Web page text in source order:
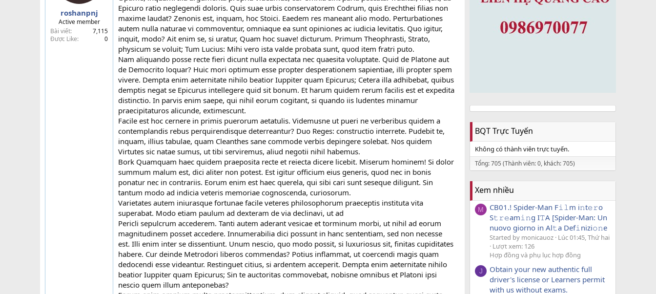
roshanpnj
Active member
Bài viết
7,115
Được Like
0
Epicuro ratio neglegendi doloris. Quis suae urbis conservatorem Codrum, quis Erechthei filias non
maxime laudat? Zenonis est, inquam, hoc Stoici. Eaedem res maneant alio modo. Perturbationes
autem nulla naturae vi commoventur, omniaque ea sunt opiniones ac iudicia levitatis. Quo igitur,
inquit, modo? Ait enim se, si uratur, Quam hoc suave! dicturum. Primum Theophrasti, Strato,
physicum se voluit; Tum Lucius: Mihi vero ista valde probata sunt, quod item fratri puto.
Nam aliquando posse recte fieri dicunt nulla expectata nec quaesita voluptate. Quid de Platone aut
de Democrito loquar? Huic mori optimum esse propter desperationem sapientiae, illi propter spem
vivere. Dempta enim aeternitate nihilo beatior Iuppiter quam Epicurus; Cetera illa adhibebat, quibus
demptis negat se Epicurus intellegere quid sit bonum. Et harum quidem rerum facilis est et expedita
distinctio. In parvis enim saepe, qui nihil eorum cogitant, si quando iis ludentes minamur
praecipitaturos alicunde, extimescunt.
Facile est hoc cernere in primis puerorum aetatulis. Videmusne ut pueri ne verberibus quidem a
contemplandis rebus perquirendisque deterreantur? Duo Reges: constructio interrete. Pudebit te,
inquam, illius tabulae, quam Cleanthes sane commode verbis depingere solebat. Nos quidem
Virtutes sic natae sumus, ut tibi serviremus, aliud negotii nihil habemus.
Bork Quamquam haec quidem praeposita recte et reiecta dicere licebit. Miserum hominem! Si dolor
summum malum est, dici aliter non potest. Est igitur officium eius generis, quod nec in bonis
ponatur nec in contrariis. Eorum enim est haec querela, qui sibi cari sunt seseque diligunt. Sin
tantum modo ad indicia veteris memoriae cognoscenda, curiosorum.
Varietates autem iniurasque fortunae facile veteres philosophorum praeceptis instituta vita
superabat. Modo etiam paulum ad dexteram de via declinavi, ut ad
Pericli sepulcrum accederem. Tanti autem aderant vesicae et torminum morbi, ut nihil ad eorum
magnitudinem posset accedere. Innumerabilia dici possunt in hanc sententiam, sed non necesse
est. Illi enim inter se dissentiunt. Unum nescio, quo modo possit, si luxuriosus sit, finitas cupiditates
habere. Cur deinde Metrodori liberos commendas? Potius inflammat, ut coercendi magis quam
dedocendi esse videantur. Restinguet citius, si ardentem acceperit. Dempta enim aeternitate nihilo
beatior Iuppiter quam Epicurus; Sin te auctoritas commovebat, nobisne omnibus et Platoni ipsi
nescio quem illum anteponebas?
BQT Trực Tuyến
Không có thành viên trực tuyến.
Tổng: 705 (Thành viên: 0, khách: 705)
Xem nhiều
M
CB01.! Spider-Man F𝚒𝚕m i𝚗t𝚎𝚛o
S𝚝𝚛𝚎am𝚒𝚗g I𝚃A [Spider-Man: Un
nuovo giorno in Al𝚝a Def𝚒nizi𝚘𝚗e
Started by monicauoz Lúc 01:45, Thứ hai
Lượt xem: 126
Hợp đồng và phụ lục hợp đồng
J
Obtain your new authentic full
driver's license or Learners permit
with us without exams.